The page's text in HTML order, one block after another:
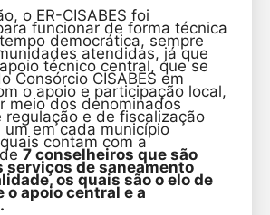
o ER-CISABES foi
funcionar de forma técnica
democrática, sempre
atendidas, já que
técnico central, que se
Consórcio CISABES em
o apoio e participação local,
meio dos denominados
regulação e de fiscalização
um em cada município
contam com a
de7 conselheiros que são
serviços de saneamento
os quais são o elo de
o apoio central e a